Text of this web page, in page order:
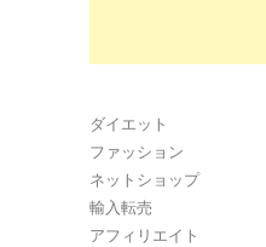
ダイエット
ファッション
ネットショップ
輸入転売
アフィリエイト